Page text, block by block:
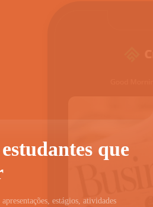
que
estágios, atividades